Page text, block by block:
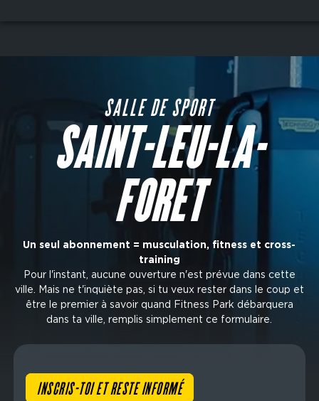
SALLE DE SPORT
SAINT-LEU-LA-
FORET
Un seul abonnement = musculation, fitness et cross-
training
Pour l'instant, aucune ouverture n'est prévue dans cette
ville. Mais ne t'inquiète pas, si tu veux rester dans le coup et
être le premier à savoir quand Fitness Park débarquera
dans ta ville, remplis simplement ce formulaire.
INSCRIS-TOI ET RESTE INFORMÉ